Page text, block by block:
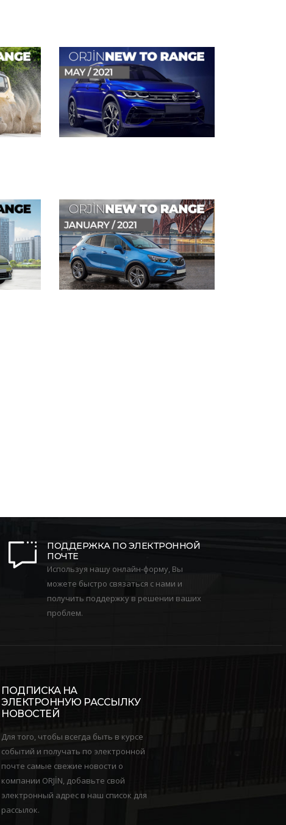
ПОДДЕРЖКА ПО ЭЛЕКТРОННОЙ
ПОЧТЕ
Используя нашу онлайн-форму, Вы
можете быстро связаться с нами и
получить поддержку в решении ваших
проблем.
ПОДПИСКА НА
ЭЛЕКТРОННУЮ РАССЫЛКУ
НОВОСТЕЙ
Для того, чтобы всегда быть в курсе
событий и получать по электронной
почте самые свежие новости о
компании ORJİN, добавьте свой
электронный адрес в наш список для
рассылок.